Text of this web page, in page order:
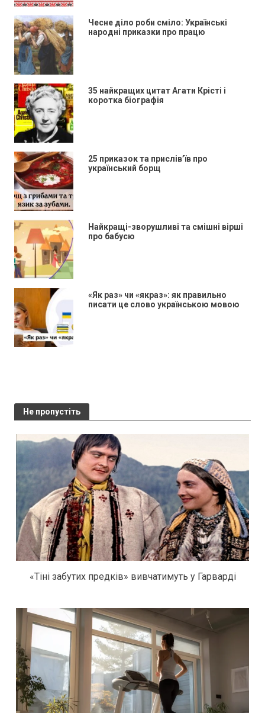
Чесне діло роби сміло: Українські
народні приказки про працю
35 найкращих цитат Агати Крісті і
коротка біографія
25 приказок та прислів’їв про
український борщ
Найкращі-зворушливі та смішні вірші
про бабусю
«Як раз» чи «якраз»: як правильно
писати це слово українською мовою
Не пропустіть
«Тіні забутих предків» вивчатимуть у Гарварді